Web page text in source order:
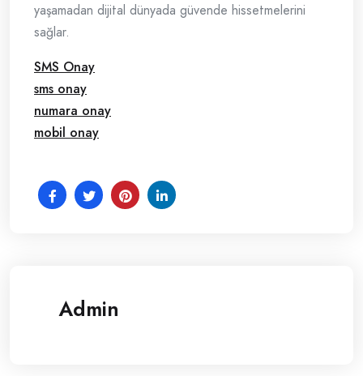
yaşamadan dijital dünyada güvende hissetmelerini
sağlar.
SMS Onay
sms onay
numara onay
mobil onay
Admin